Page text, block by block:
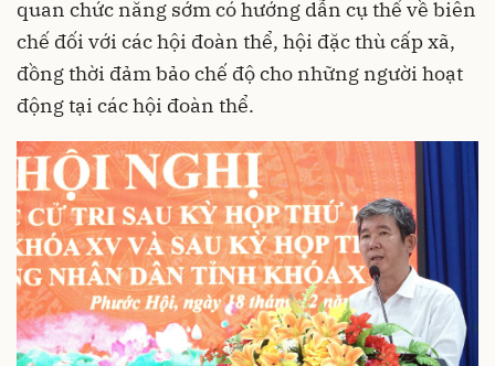
quan chức năng sớm có hướng dẫn cụ thể về biên
chế đối với các hội đoàn thể, hội đặc thù cấp xã,
đồng thời đảm bảo chế độ cho những người hoạt
động tại các hội đoàn thể.